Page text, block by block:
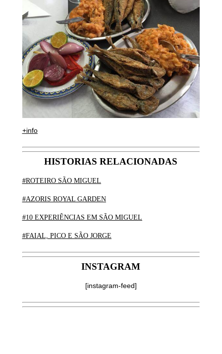
+info
HISTORIAS RELACIONADAS
#ROTEIRO SÃO MIGUEL
#AZORIS ROYAL GARDEN
#10 EXPERIÊNCIAS EM SÃO MIGUEL
#FAIAL, PICO E SÃO JORGE
INSTAGRAM
[instagram-feed]